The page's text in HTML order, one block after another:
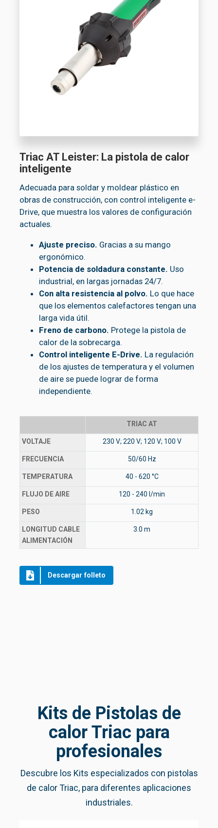
Triac AT Leister: La pistola de calor
inteligente
Adecuada para soldar y moldear plástico en
obras de construcción, con control inteligente e-
Drive, que muestra los valores de configuración
actuales.
Ajuste preciso. Gracias a su mango
ergonómico.
Potencia de soldadura constante. Uso
industrial, en largas jornadas 24/7.
Con alta resistencia al polvo. Lo que hace
que los elementos calefactores tengan una
larga vida útil.
Freno de carbono. Protege la pistola de
calor de la sobrecarga.
Control inteligente E-Drive. La regulación
de los ajustes de temperatura y el volumen
de aire se puede lograr de forma
independiente.
TRIAC AT
VOLTAJE 230 V; 220 V; 120 V; 100 V
FRECUENCIA 50/60 Hz
TEMPERATURA 40 - 620 °C
FLUJO DE AIRE 120 - 240 l/min
PESO 1.02 kg
LONGITUD CABLE
ALIMENTACIÓN
3.0 m
Descargar folleto
Kits de Pistolas de
calor Triac para
profesionales
Descubre los Kits especializados con pistolas
de calor Triac, para diferentes aplicaciones
industriales.